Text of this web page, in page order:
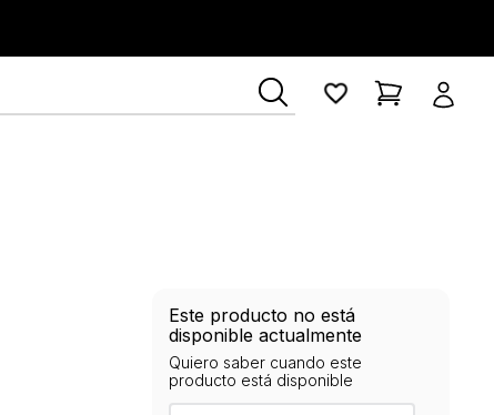
Este producto no está
disponible actualmente
Quiero saber cuando este
producto está disponible